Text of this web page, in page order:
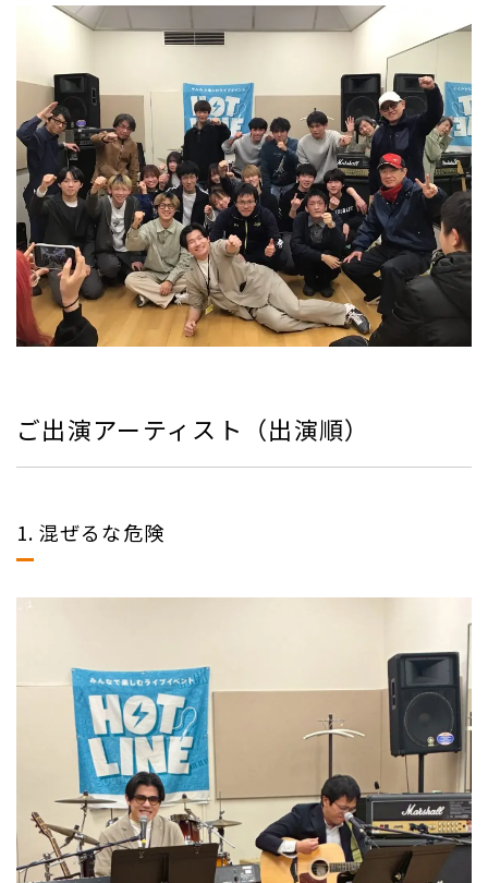
ご出演アーティスト（出演順）
1. 混ぜるな危険